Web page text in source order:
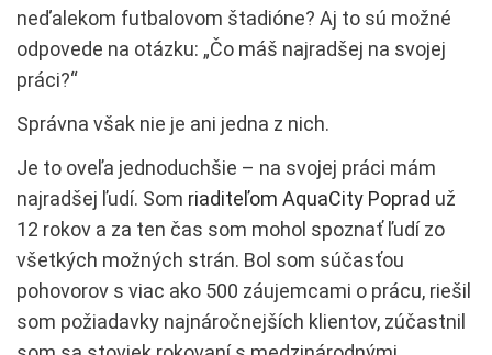
neďalekom futbalovom štadióne? Aj to sú možné
odpovede na otázku: „Čo máš najradšej na svojej
práci?“
Správna však nie je ani jedna z nich.
Je to oveľa jednoduchšie – na svojej práci mám
najradšej ľudí. Som riaditeľom AquaCity Poprad už
12 rokov a za ten čas som mohol spoznať ľudí zo
všetkých možných strán. Bol som súčasťou
pohovorov s viac ako 500 záujemcami o prácu, riešil
som požiadavky najnáročnejších klientov, zúčastnil